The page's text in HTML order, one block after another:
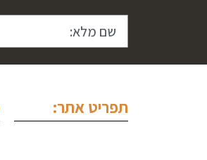
תפריט אתר: